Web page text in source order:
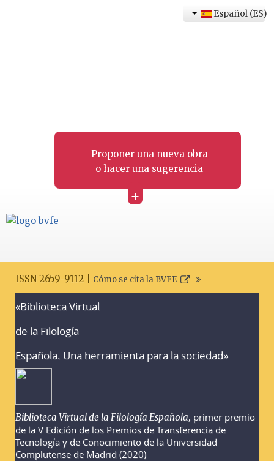
Proponer una nueva obra
o hacer una sugerencia
+
Español (ES)
ISSN 2659-9112 | Cómo se cita la BVFE
«Biblioteca Virtual
de la Filología
Española. Una herramienta para la sociedad»
Biblioteca Virtual de la Filología Española, primer premio
de la V Edición de los Premios de Transferencia de
Tecnología y de Conocimiento de la Universidad
Complutense de Madrid (2020)